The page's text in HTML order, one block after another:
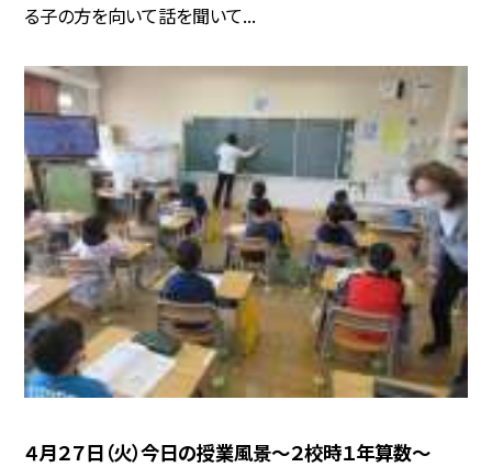
る子の方を向いて話を聞いて...
４月２７日（火）今日の授業風景〜２校時１年算数〜